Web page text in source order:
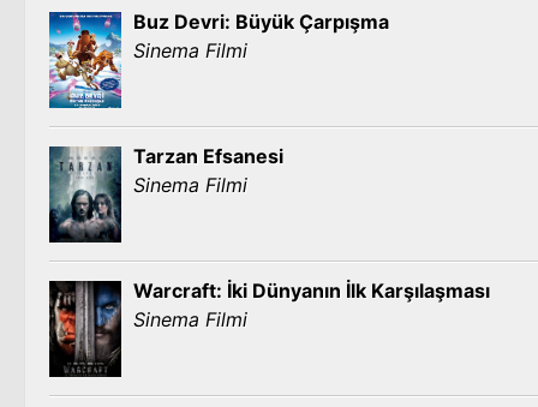
Buz Devri: Büyük Çarpışma
Sinema Filmi
Tarzan Efsanesi
Sinema Filmi
Warcraft: İki Dünyanın İlk Karşılaşması
Sinema Filmi